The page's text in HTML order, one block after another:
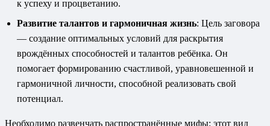
к успеху и процветанию.
Развитие талантов и гармоничная жизнь: Цель заговора
— создание оптимальных условий для раскрытия
врождённых способностей и талантов ребёнка. Он
помогает формированию счастливой, уравновешенной и
гармоничной личности, способной реализовать свой
потенциал.
Необходимо развенчать распространённые мифы: этот вид